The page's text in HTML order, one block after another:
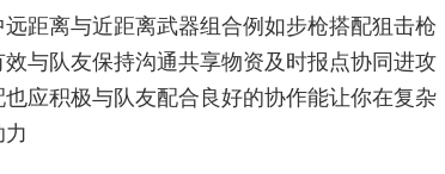
距离与近距离武器组合例如步枪搭配狙击枪
与队友保持沟通共享物资及时报点协同进攻
应积极与队友配合良好的协作能让你在复杂